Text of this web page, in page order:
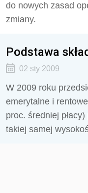
do nowych zasad
zmiany.
Podstawa
02 sty 2009
W 2009 roku
emerytalne i
proc. średniej
takiej samej